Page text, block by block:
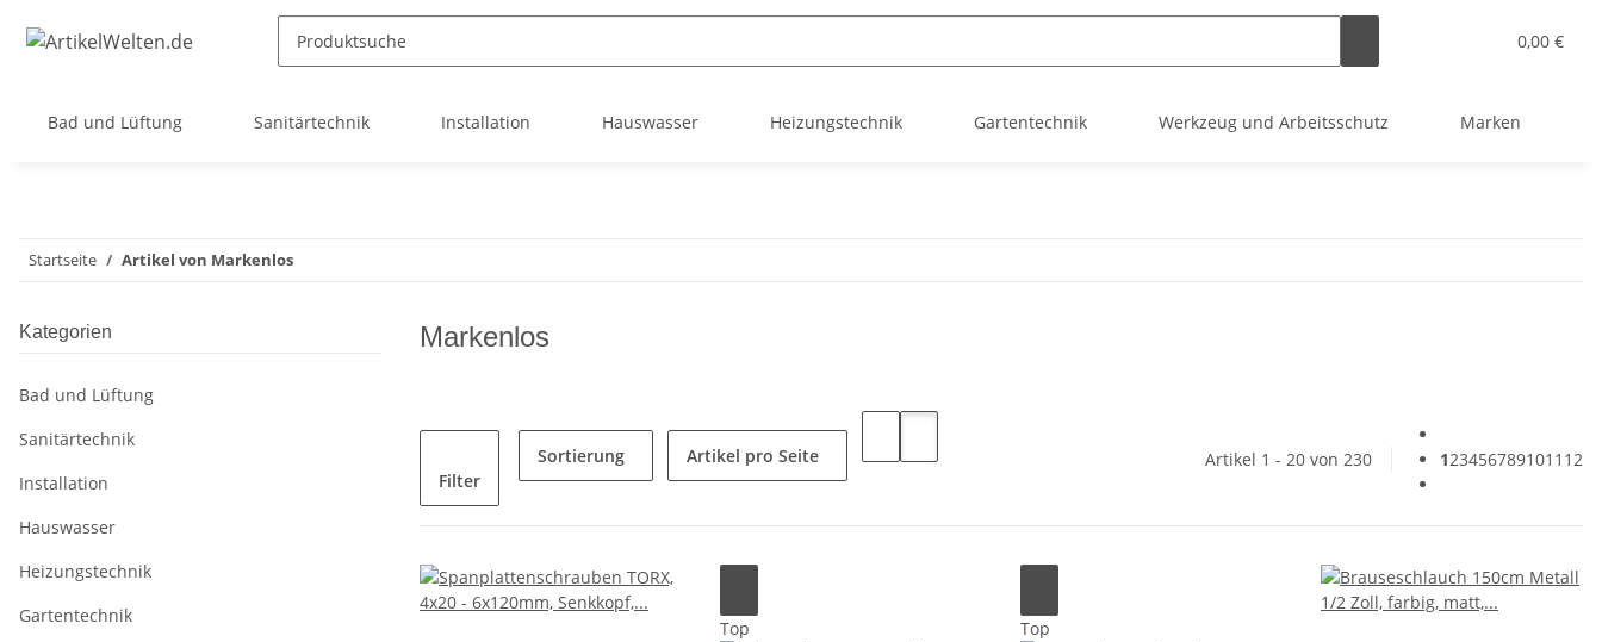
0,00 €
Bad und Lüftung Sanitärtechnik Installation Hauswasser Heizungstechnik Gartentechnik Werkzeug und Arbeitsschutz Marken
Startseite Artikel von Markenlos
Markenlos
Filter
Sortierung Artikel pro Seite Artikel 1 - 20 von 230 1234567891011 12
Top Top
Kategorien
Bad und Lüftung
Sanitärtechnik
Installation
Hauswasser
Heizungstechnik
Gartentechnik